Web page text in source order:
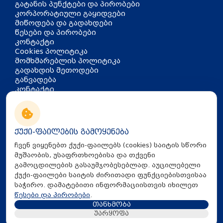
კონტაქტი
თბილისი, აკაკი წერეთლის
გამზირი 126
info@mira.ge
032 235 60 01
გატანის პუნქტები და პირობები
კორპორატიული გაყიდვები
მიწოდება და გადახდები
წესები და პირობები
კონტაქტი
Cookies პოლიტიკა
მომხმარებლის პოლიტიკა
გადახდის მეთოდები
განვადება
All Rights Reserved © 2025 Mira.ge
ქუქი-ფაილების გამოყენება
ჩვენ ვიყენებთ ქუქი-ფაილებს (cookies) საიტის სწორი
მუშაობის, უსაფრთხოებისა და თქვენი
გამოცდილების გასაუმჯობესებლად. აუცილებელი
ქუქი-ფაილები საიტის ძირითადი ფუნქციებისთვისაა
საჭირო. დამატებითი ინფორმაციისთვის იხილეთ
წესები და პირობები.
უარყოფა
თანხმობა